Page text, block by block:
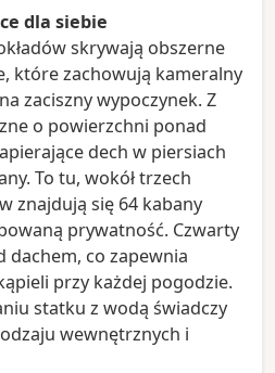
dla siebie
skrywają obszerne
które zachowują kameralny
zaciszny wypoczynek. Z
o powierzchni ponad
dech w piersiach
To tu, wokół trzech
znajdują się 64 kabany
prywatność. Czwarty
dachem, co zapewnia
przy każdej pogodzie.
statku z wodą świadczy
wewnętrznych i